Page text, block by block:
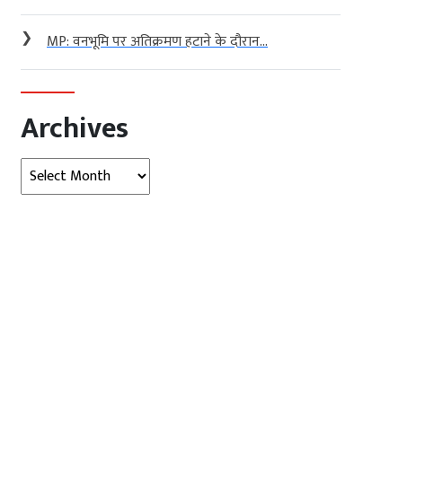
❯ MP: वनभूमि पर अतिक्रमण हटाने के दौरान...
Archives
Archives